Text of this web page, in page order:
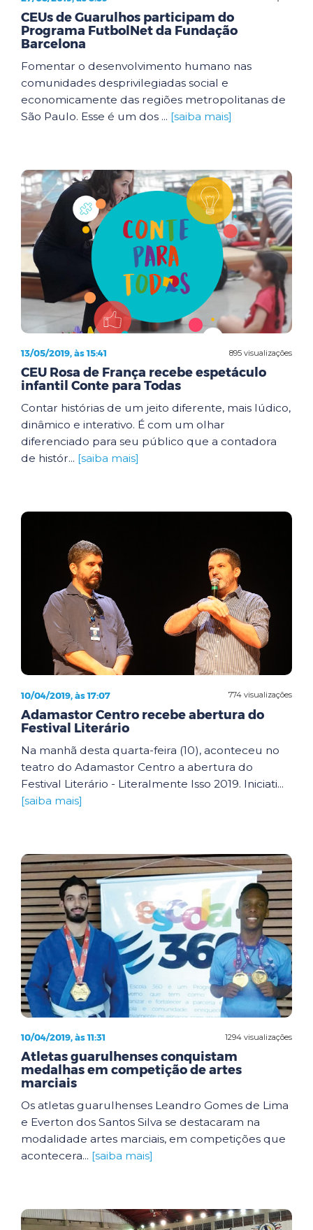
CEUs de Guarulhos participam do
Programa FutbolNet da Fundação
Barcelona
Fomentar o desenvolvimento humano nas
comunidades desprivilegiadas social e
economicamente das regiões metropolitanas de
São Paulo. Esse é um dos ... [saiba mais]
895 visualizações
13/05/2019, às 15:41
CEU Rosa de França recebe espetáculo
infantil Conte para Todas
Contar histórias de um jeito diferente, mais lúdico,
dinâmico e interativo. É com um olhar
diferenciado para seu público que a contadora
de histór... [saiba mais]
774 visualizações
10/04/2019, às 17:07
Adamastor Centro recebe abertura do
Festival Literário
Na manhã desta quarta-feira (10), aconteceu no
teatro do Adamastor Centro a abertura do
Festival Literário - Literalmente Isso 2019. Iniciati...
[saiba mais]
1294 visualizações
10/04/2019, às 11:31
Atletas guarulhenses conquistam
medalhas em competição de artes
marciais
Os atletas guarulhenses Leandro Gomes de Lima
e Everton dos Santos Silva se destacaram na
modalidade artes marciais, em competições que
acontecera... [saiba mais]